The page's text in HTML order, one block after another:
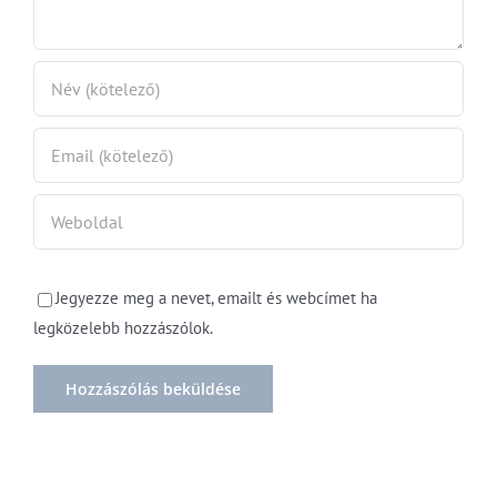
Jegyezze meg a nevet, emailt és webcímet ha
legközelebb hozzászólok.